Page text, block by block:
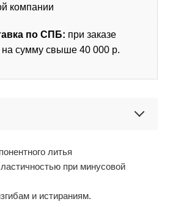
компании
по СПБ: при заказе
сумму свыше 40 000 р.
литья
при минусовой
и истираниям.